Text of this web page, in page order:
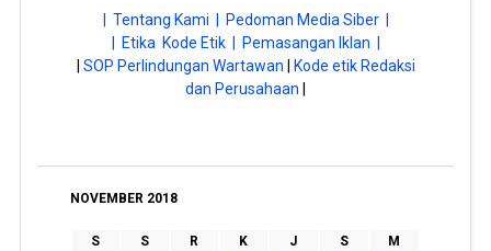
| Tentang Kami |
Pedoman Media Siber |
| Etika Kode Etik |
Pemasangan Iklan |
SOP Perlindungan Wartawan
Kode etik Redaksi
dan Perusahaan
NOVEMBER 2018
S S R K J S
M